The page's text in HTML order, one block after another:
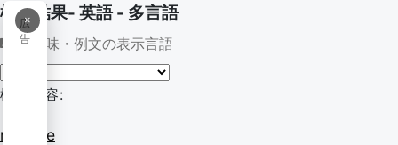
×
広
告
検索結果- 英語 - 多言語
意味・例文の表示言語
検索内容:
mixture